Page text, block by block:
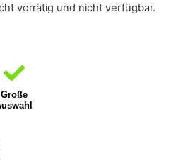
vorrätig und nicht verfügbar.
Große